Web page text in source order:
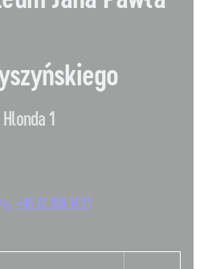
1
+48 22 308 14 91